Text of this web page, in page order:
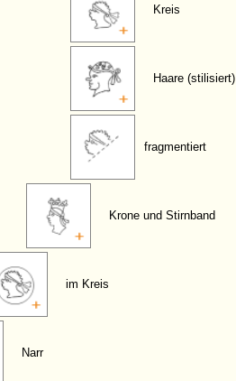
Kreis
Haare (stilisiert)
fragmentiert
Krone und Stirnband
im Kreis
Narr